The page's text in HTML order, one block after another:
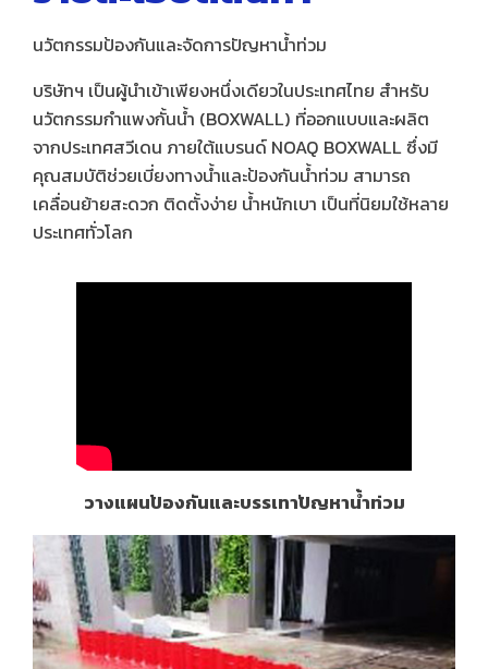
นวัตกรรมป้องกันและจัดการปัญหาน้ำท่วม
บริษัทฯ เป็นผู้นำเข้าเพียงหนึ่งเดียวในประเทศไทย สำหรับ
นวัตกรรมกำแพงกั้นน้ำ (BOXWALL) ที่ออกแบบและผลิต
จากประเทศสวีเดน ภายใต้แบรนด์ NOAQ BOXWALL ซึ่งมี
คุณสมบัติช่วยเบี่ยงทางน้ำและป้องกันน้ำท่วม สามารถ
เคลื่อนย้ายสะดวก ติดตั้งง่าย น้ำหนักเบา เป็นที่นิยมใช้หลาย
ประเทศทั่วโลก
วางแผนป้องกันและบรรเทาปัญหาน้ำท่วม